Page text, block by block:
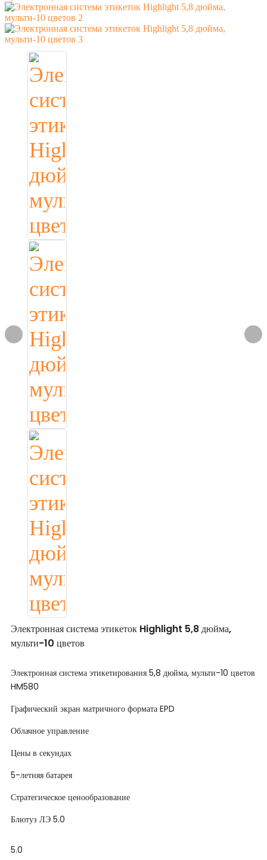
Электронная система этикеток Highlight 5,8 дюйма,
мульти-10 цветов
Электронная система этикетирования 5,8 дюйма, мульти-10 цветов
HM580
Графический экран матричного формата EPD
Облачное управление
Цены в секундах
5-летняя батарея
Стратегическое ценообразование
Блютуз ЛЭ 5.0
5.0